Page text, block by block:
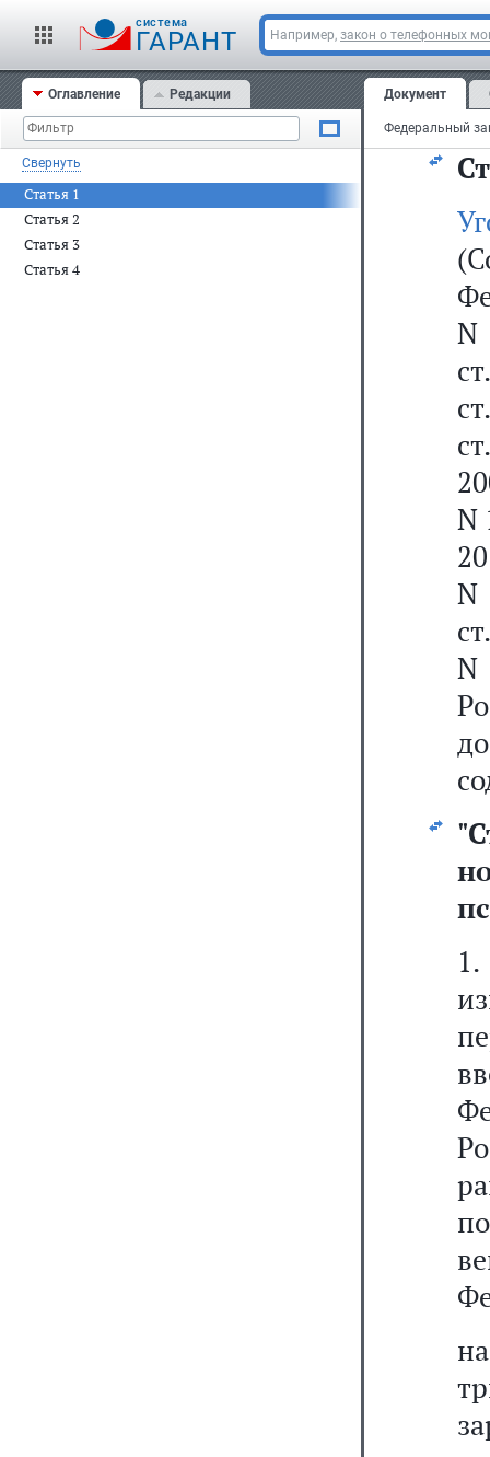
cистема
ГАРАНТ Например, закон о телефонных
Оглавление Редакции
Свернуть
Статья 1
Статья 2
Статья 3
Статья 4
Документ
N
N
N
N
"